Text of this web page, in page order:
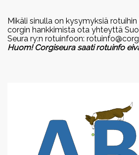
Mikäli sinulla on kysymyksiä
corgin hankkimista ota yhteyttä
Seura ry:n rotuinfoon:
Huom! Corgiseura saati rotuinfo